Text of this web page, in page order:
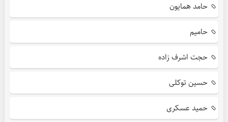
حامد همایون
حامیم
حجت اشرف زاده
حسین توکلی
حمید عسکری